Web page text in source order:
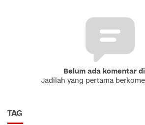
Belum ada komentar
Jadilah yang pertama
TAG